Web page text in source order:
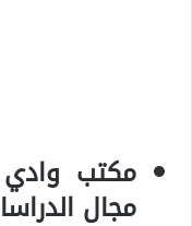
مكتب
مجال